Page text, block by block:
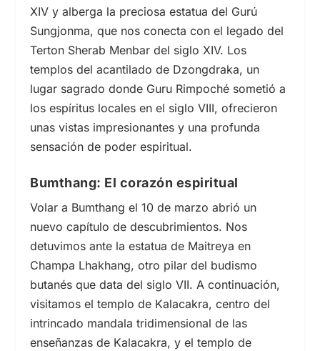
XIV y alberga la preciosa estatua del Gurú
Sungjonma, que nos conecta con el legado del
Terton Sherab Menbar del siglo XIV. Los
templos del acantilado de Dzongdraka, un
lugar sagrado donde Guru Rimpoché sometió a
los espíritus locales en el siglo VIII, ofrecieron
unas vistas impresionantes y una profunda
sensación de poder espiritual.
Bumthang: El corazón espiritual
Volar a Bumthang el10 de marzo abrió un
nuevo capítulo de descubrimientos. Nos
detuvimos ante la estatua de Maitreya en
Champa Lhakhang, otro pilar del budismo
butanés que data del siglo VII. A continuación,
visitamos el templo de Kalacakra, centro del
intrincado mandala tridimensional de las
enseñanzas de Kalacakra, y el templo de